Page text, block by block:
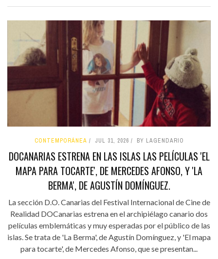
CONTEMPORÁNEA JUL 31, 2026 BY LAGENDARIO
DOCANARIAS ESTRENA EN LAS ISLAS LAS PELÍCULAS 'EL
MAPA PARA TOCARTE', DE MERCEDES AFONSO, Y 'LA
BERMA', DE AGUSTÍN DOMÍNGUEZ.
La sección D.O. Canarias del Festival Internacional de Cine de
Realidad DOCanarias estrena en el archipiélago canario dos
películas emblemáticas y muy esperadas por el público de las
islas. Se trata de 'La Berma', de Agustín Domínguez, y 'El mapa
para tocarte', de Mercedes Afonso, que se presentan...